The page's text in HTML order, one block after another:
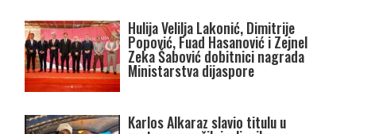
Hulija Velilja Lakonić, Dimitrije
Popović, Fuad Hasanović i Zejnel
Zeka Šabović dobitnici nagrada
Ministarstva dijaspore
Karlos Alkaraz slavio titulu u